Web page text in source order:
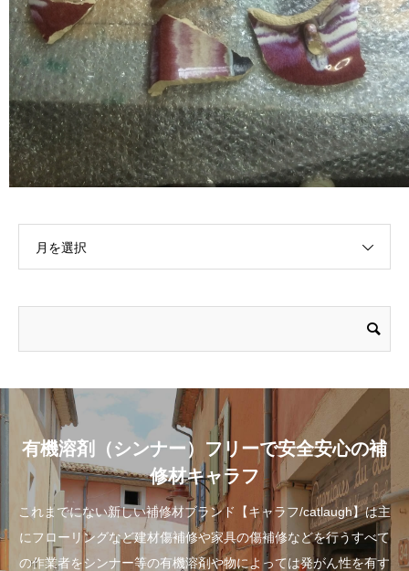
月を選択
有機溶剤（シンナー）フリーで安全安心の補
修材キャラフ
これまでにない新しい補修材ブランド【キャラフ/catlaugh】は主
にフローリングなど建材傷補修や家具の傷補修などを行うすべて
の作業者をシンナー等の有機溶剤や物によっては発がん性を有す